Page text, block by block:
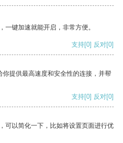
一键加速就能开启，非常方便。
支持[0] 反对[0]
提供最高速度和安全性的连接，并帮
支持[0] 反对[0]
可以简化一下，比如将设置页面进行优